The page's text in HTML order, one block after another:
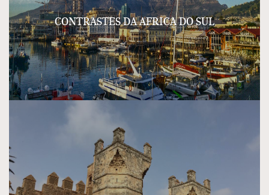
CONTRASTES DA AFRICA DO SUL